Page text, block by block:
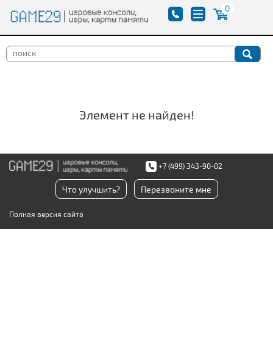
0
Элемент не найден!
+7 (499) 343-90-02
Что улучшить? Перезвоните мне
Полная версия сайта